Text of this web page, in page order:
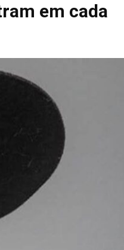
em cada